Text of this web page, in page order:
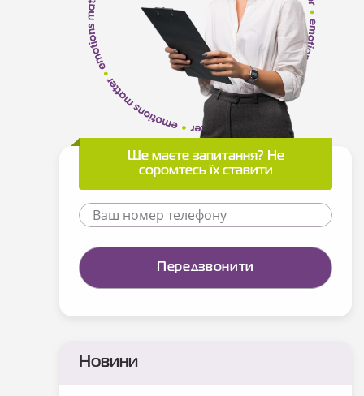
Ще маєте запитання? Не
соромтесь їх ставити
Новини